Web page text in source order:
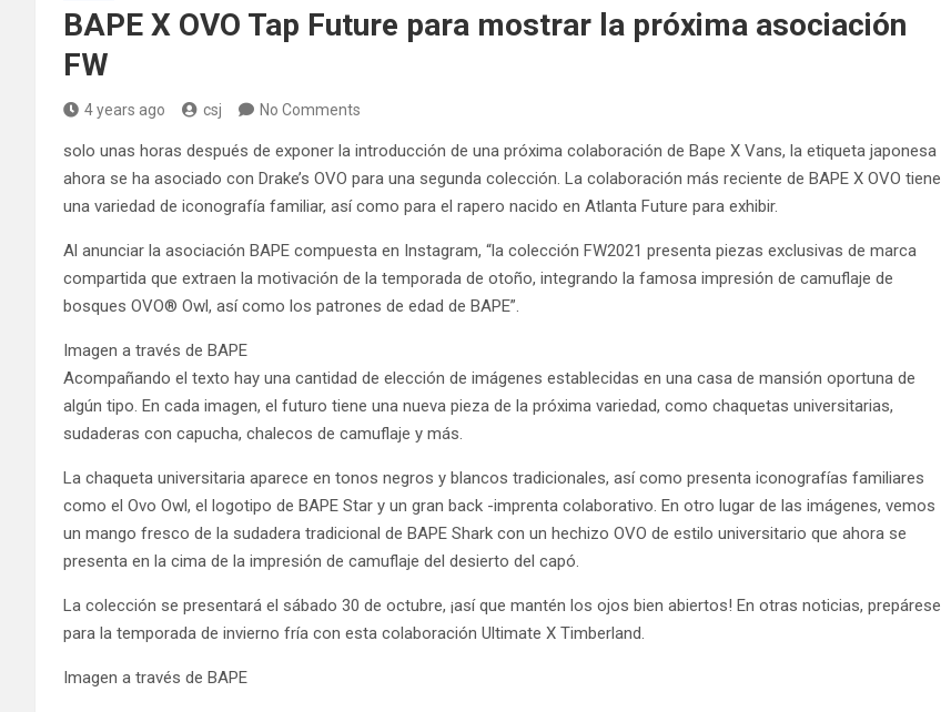
BAPE X OVO Tap Future para mostrar la próxima asociación
FW
4 years ago csj No Comments
solo unas horas después de exponer la introducción de una próxima colaboración de Bape X Vans, la etiqueta japonesa
ahora se ha asociado con Drake’s OVO para una segunda colección. La colaboración más reciente de BAPE X OVO tiene
una variedad de iconografía familiar, así como para el rapero nacido en Atlanta Future para exhibir.
Al anunciar la asociación BAPE compuesta en Instagram, “la colección FW2021 presenta piezas exclusivas de marca
compartida que extraen la motivación de la temporada de otoño, integrando la famosa impresión de camuflaje de
bosques OVO® Owl, así como los patrones de edad de BAPE”.
Imagen a través de BAPE
Acompañando el texto hay una cantidad de elección de imágenes establecidas en una casa de mansión oportuna de
algún tipo. En cada imagen, el futuro tiene una nueva pieza de la próxima variedad, como chaquetas universitarias,
sudaderas con capucha, chalecos de camuflaje y más.
La chaqueta universitaria aparece en tonos negros y blancos tradicionales, así como presenta iconografías familiares
como el Ovo Owl, el logotipo de BAPE Star y un gran back -imprenta colaborativo. En otro lugar de las imágenes, vemos
un mango fresco de la sudadera tradicional de BAPE Shark con un hechizo OVO de estilo universitario que ahora se
presenta en la cima de la impresión de camuflaje del desierto del capó.
La colección se presentará el sábado 30 de octubre, ¡así que mantén los ojos bien abiertos! En otras noticias, prepárese
para la temporada de invierno fría con esta colaboración Ultimate X Timberland.
Imagen a través de BAPE